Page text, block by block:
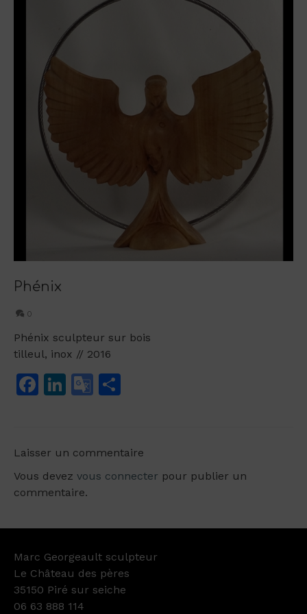
Phénix
0
Phénix sculpteur sur bois
tilleul, inox // 2016
Facebook
LinkedIn
Google
Laisser un commentaire
Vous devez vous connecter pour publier un
commentaire.
Marc Georgeault sculpteur
Le Château des pères
35150 Piré sur seiche
06 63 888 114